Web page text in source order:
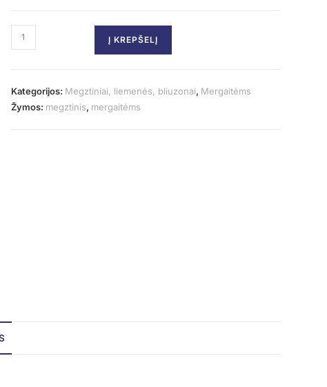
Į KREPŠELĮ
Kategorijos: Megztiniai, liemenės, bliuzonai, Mergaitėms
Žymos: megztinis, mergaitėms